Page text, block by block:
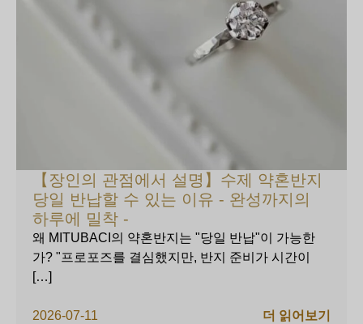
【장인의 관점에서 설명】수제 약혼반지
당일 반납할 수 있는 이유 - 완성까지의
하루에 밀착 -
2026-07-11
왜 MITUBACI의 약혼반지는 "당일 반납"이 가능한
가? "프로포즈를 결심했지만, 반지 준비가 시간이
[…]
더 읽어보기